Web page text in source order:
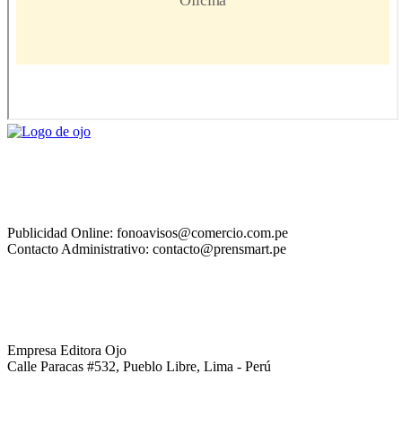
Publicidad Online: fonoavisos@comercio.com.pe
Contacto Administrativo: contacto@prensmart.pe
Empresa Editora Ojo
Calle Paracas #532, Pueblo Libre, Lima - Perú